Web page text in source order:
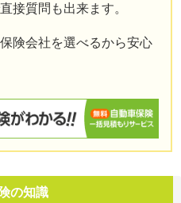
接質問も出来ます。
険会社を選べるから安心
の知識